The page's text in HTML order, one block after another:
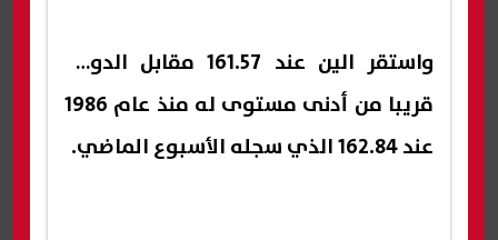
واستقر الين عند ​161.57 مقابل الدولار،
قريبا من أدنى ​مستوى له منذ عام 1986
عند 162.84 الذي سجله الأسبوع ‌الماضي.